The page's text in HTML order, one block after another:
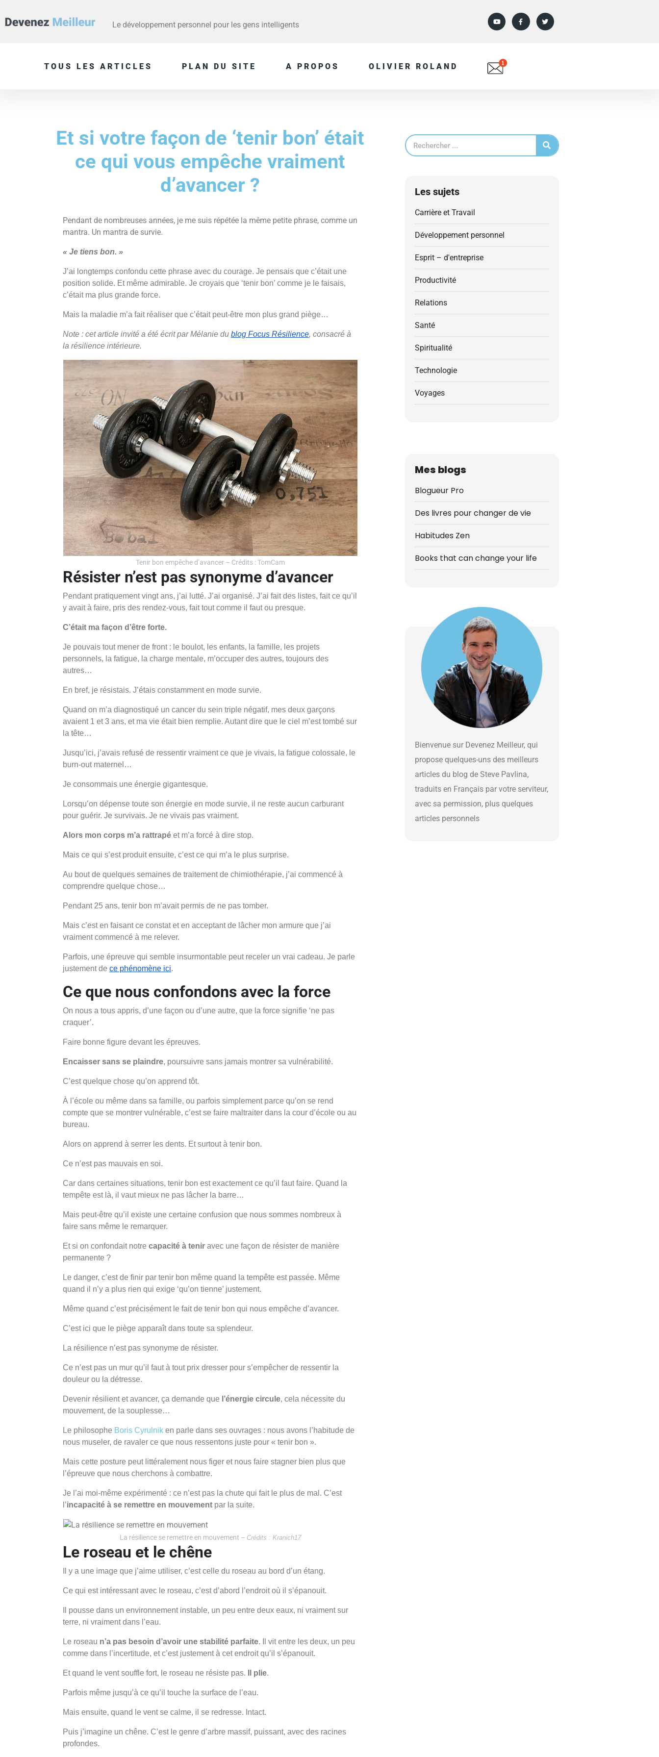
Le développement personnel pour les gens intelligents
TOUS LES ARTICLES PLAN DU SITE A PROPOS OLIVIER ROLAND
Et si votre façon de ‘tenir bon’ était
ce qui vous empêche vraiment
d’avancer ?
Pendant de nombreuses années, je me suis répétée la même petite phrase, comme un
mantra. Un mantra de survie.
« Je tiens bon. »
J’ai longtemps confondu cette phrase avec du courage. Je pensais que c’était une
position solide. Et même admirable. Je croyais que ‘tenir bon’ comme je le faisais,
c’était ma plus grande force.
Mais la maladie m’a fait réaliser que c’était peut-être mon plus grand piège…
Note : cet article invité a été écrit par Mélanie du blog Focus Résilience, consacré à
la résilience intérieure.
Tenir bon empêche d’avancer – Crédits : TomCam
Résister n’est pas synonyme d’avancer
Pendant pratiquement vingt ans, j’ai lutté. J’ai organisé. J’ai fait des listes, fait ce qu’il
y avait à faire, pris des rendez-vous, fait tout comme il faut ou presque.
C’était ma façon d’être forte.
Je pouvais tout mener de front : le boulot, les enfants, la famille, les projets
personnels, la fatigue, la charge mentale, m’occuper des autres, toujours des
autres…
En bref, je résistais. J’étais constamment en mode survie.
Quand on m’a diagnostiqué un cancer du sein triple négatif, mes deux garçons
avaient 1 et 3 ans, et ma vie était bien remplie. Autant dire que le ciel m’est tombé sur
la tête…
Jusqu’ici, j’avais refusé de ressentir vraiment ce que je vivais, la fatigue colossale, le
burn-out maternel…
Je consommais une énergie gigantesque.
Lorsqu’on dépense toute son énergie en mode survie, il ne reste aucun carburant
pour guérir. Je survivais. Je ne vivais pas vraiment.
Alors mon corps m’a rattrapé et m’a forcé à dire stop.
Mais ce qui s’est produit ensuite, c’est ce qui m’a le plus surprise.
Au bout de quelques semaines de traitement de chimiothérapie, j’ai commencé à
comprendre quelque chose…
Pendant 25 ans, tenir bon m’avait permis de ne pas tomber.
Mais c’est en faisant ce constat et en acceptant de lâcher mon armure que j’ai
vraiment commencé à me relever.
Parfois, une épreuve qui semble insurmontable peut receler un vrai cadeau. Je parle
justement de ce phénomène ici.
Ce que nous confondons avec la force
On nous a tous appris, d’une façon ou d’une autre, que la force signifie ‘ne pas
craquer’.
Faire bonne figure devant les épreuves.
Encaisser sans se plaindre, poursuivre sans jamais montrer sa vulnérabilité.
C’est quelque chose qu’on apprend tôt.
À l’école ou même dans sa famille, ou parfois simplement parce qu’on se rend
compte que se montrer vulnérable, c’est se faire maltraiter dans la cour d’école ou au
bureau.
Alors on apprend à serrer les dents. Et surtout à tenir bon.
Ce n’est pas mauvais en soi.
Car dans certaines situations, tenir bon est exactement ce qu’il faut faire. Quand la
tempête est là, il vaut mieux ne pas lâcher la barre…
Mais peut-être qu’il existe une certaine confusion que nous sommes nombreux à
faire sans même le remarquer.
Et si on confondait notre capacité à tenir avec une façon de résister de manière
permanente ?
Le danger, c’est de finir par tenir bon même quand la tempête est passée. Même
quand il n’y a plus rien qui exige ‘qu’on tienne’ justement.
Même quand c’est précisément le fait de tenir bon qui nous empêche d’avancer.
C’est ici que le piège apparaît dans toute sa splendeur.
La résilience n’est pas synonyme de résister.
Ce n’est pas un mur qu’il faut à tout prix dresser pour s’empêcher de ressentir la
douleur ou la détresse.
Devenir résilient et avancer, ça demande que l’énergie circule, cela nécessite du
mouvement, de la souplesse…
Le philosophe Boris Cyrulnik en parle dans ses ouvrages : nous avons l’habitude de
nous museler, de ravaler ce que nous ressentons juste pour « tenir bon ».
Mais cette posture peut littéralement nous figer et nous faire stagner bien plus que
l’épreuve que nous cherchons à combattre.
Je l’ai moi-même expérimenté : ce n’est pas la chute qui fait le plus de mal. C’est
l’incapacité à se remettre en mouvement par la suite.
La résilience se remettre en mouvement – Crédits : Kranich17
Le roseau et le chêne
Il y a une image que j’aime utiliser, c’est celle du roseau au bord d’un étang.
Ce qui est intéressant avec le roseau, c’est d’abord l’endroit où il s’épanouit.
Il pousse dans un environnement instable, un peu entre deux eaux, ni vraiment sur
terre, ni vraiment dans l’eau.
Le roseau n’a pas besoin d’avoir une stabilité parfaite. Il vit entre les deux, un peu
comme dans l’incertitude, et c’est justement à cet endroit qu’il s’épanouit.
Et quand le vent souffle fort, le roseau ne résiste pas. Il plie.
Parfois même jusqu’à ce qu’il touche la surface de l’eau.
Mais ensuite, quand le vent se calme, il se redresse. Intact.
Puis j’imagine un chêne. C’est le genre d’arbre massif, puissant, avec des racines
profondes.
Les sujets
Carrière et Travail
Développement personnel
Esprit – d'entreprise
Productivité
Relations
Santé
Spiritualité
Technologie
Voyages
Mes blogs
Blogueur Pro
Des livres pour changer de vie
Habitudes Zen
Books that can change your life
Bienvenue sur Devenez Meilleur, qui
propose quelques-uns des meilleurs
articles du blog de Steve Pavlina,
traduits en Français par votre serviteur,
avec sa permission, plus quelques
articles personnels